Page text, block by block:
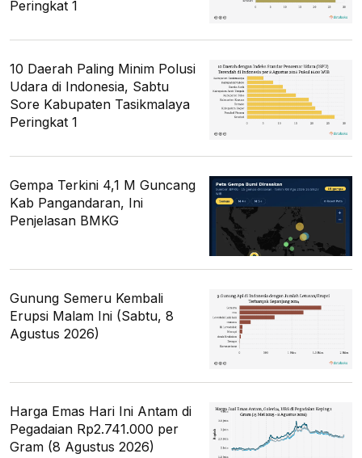
Peringkat 1
10 Daerah Paling Minim Polusi
Udara di Indonesia, Sabtu
Sore Kabupaten Tasikmalaya
Peringkat 1
Gempa Terkini 4,1 M Guncang
Kab Pangandaran, Ini
Penjelasan BMKG
Gunung Semeru Kembali
Erupsi Malam Ini (Sabtu, 8
Agustus 2026)
Harga Emas Hari Ini Antam di
Pegadaian Rp2.741.000 per
Gram (8 Agustus 2026)